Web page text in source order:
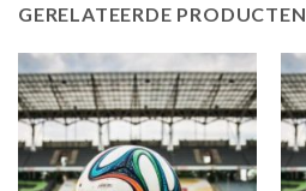
GERELATEERDE PRODUCTEN